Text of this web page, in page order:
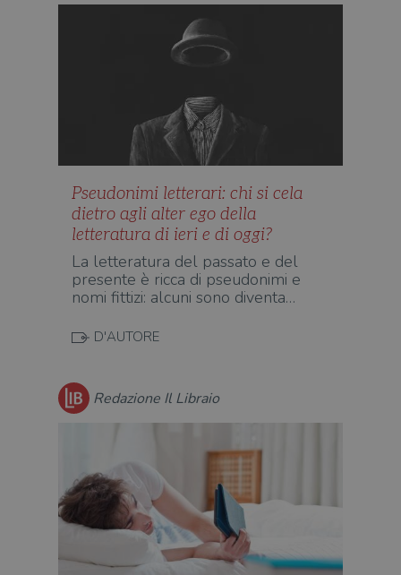
Pseudonimi letterari: chi si cela
dietro agli alter ego della
letteratura di ieri e di oggi?
La letteratura del passato e del
presente è ricca di pseudonimi e
nomi fittizi: alcuni sono diventa…
D'AUTORE
Redazione Il Libraio